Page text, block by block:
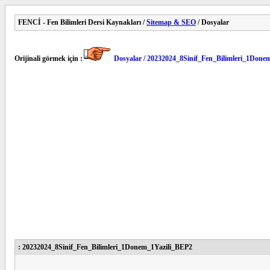
FENCİ - Fen Bilimleri Dersi Kaynakları /Sitemap & SEO / Dosyalar
Orijinali görmek için : Dosyalar /
: 20232024_8Sinif_Fen_Bilimleri_1Donem_1Yazili_BEP2